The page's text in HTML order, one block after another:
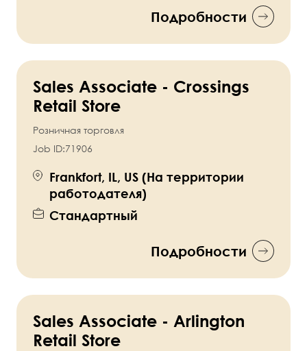
Подробности
Sales Associate - Crossings
Retail Store
Розничная торговля
Job ID:71906
Frankfort, IL, US (На территории
работодателя)
Стандартный
Подробности
Sales Associate - Arlington
Retail Store